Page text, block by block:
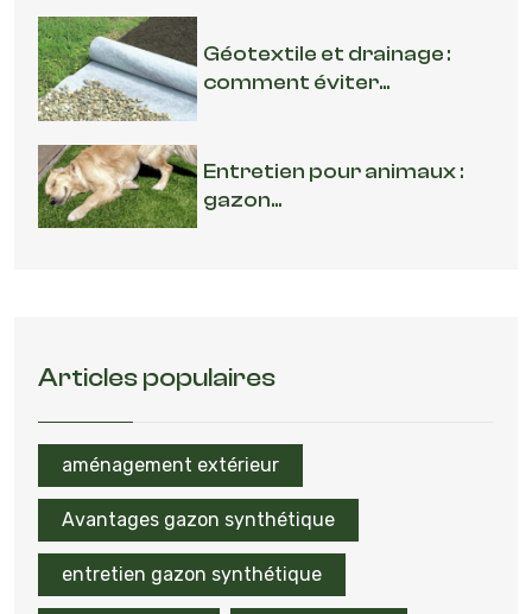
Géotextile et drainage :
comment éviter...
Entretien pour animaux :
gazon...
Articles populaires
aménagement extérieur
Avantages gazon synthétique
entretien gazon synthétique